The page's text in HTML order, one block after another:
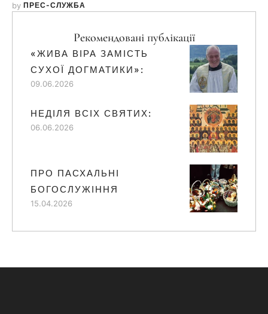
поради.
by ПРЕС-СЛУЖБА
Рекомендовані публікації
«ЖИВА ВІРА ЗАМІСТЬ
СУХОЇ ДОГМАТИКИ»:
09.06.2026
НЕДІЛЯ ВСІХ СВЯТИХ:
06.06.2026
ПРО ПАСХАЛЬНІ
БОГОСЛУЖІННЯ
15.04.2026